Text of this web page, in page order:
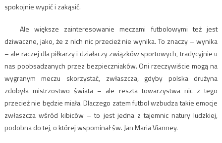
spokojnie wypić i zakąsić.
Ale większe zainteresowanie meczami futbolowymi też jest
dziwaczne, jako, że z nich nic przecież nie wynika. To znaczy – wynika
– ale raczej dla piłkarzy i działaczy związków sportowych, tradycyjnie u
nas poobsadzanych przez bezpieczniaków. Oni rzeczywiście mogą na
wygranym meczu skorzystać, zwłaszcza, gdyby polska drużyna
zdobyła mistrzostwo świata – ale reszta towarzystwa nic z tego
przecież nie będzie miała. Dlaczego zatem futbol wzbudza takie emocje
zwłaszcza wśród kibiców – to jest jedna z tajemnic natury ludzkiej,
podobna do tej, o której wspominał św. Jan Maria Vianney.